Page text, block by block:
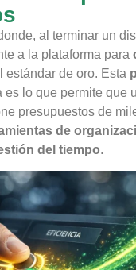
al terminar un
a la plataforma para
estándar de oro. Esta
es lo que permite que
presupuestos de
de
del tiempo.